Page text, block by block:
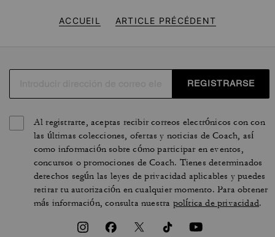
ACCUEIL ARTICLE PRÉCÉDENT
REGISTRARSE
Al registrarte, aceptas recibir correos electrónicos con con
las últimas colecciones, ofertas y noticias de Coach, así
como información sobre cómo participar en eventos,
concursos o promociones de Coach. Tienes determinados
derechos según las leyes de privacidad aplicables y puedes
retirar tu autorización en cualquier momento. Para obtener
más información, consulta nuestra política de privacidad.